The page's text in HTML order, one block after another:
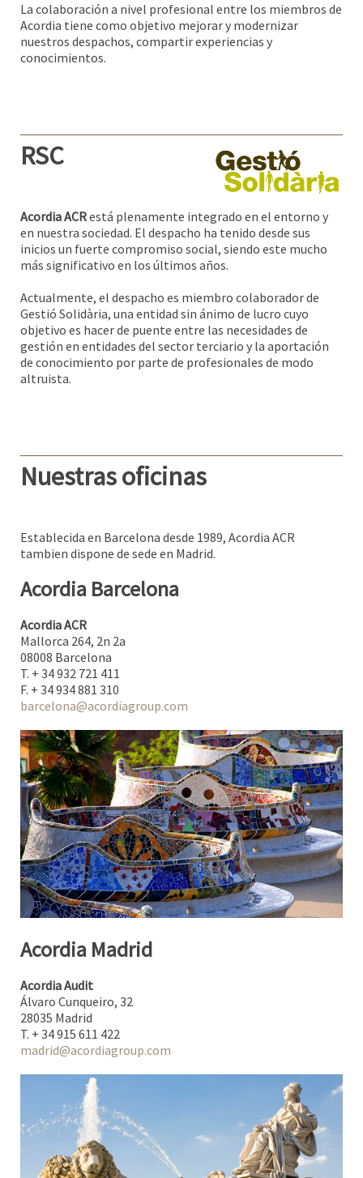
La colaboración a nivel profesional entre los miembros de
Acordia tiene como objetivo mejorar y modernizar
nuestros despachos, compartir experiencias y
conocimientos.
RSC
Acordia ACRestá plenamente integrado en el entorno y
en nuestra sociedad. El despacho ha tenido desde sus
inicios un fuerte compromiso social, siendo este mucho
más significativo en los últimos años.
Actualmente, el despacho es miembro colaborador de
Gestió Solidària, una entidad sin ánimo de lucro cuyo
objetivo es hacer de puente entre las necesidades de
gestión en entidades del sector terciario y la aportación
de conocimiento por parte de profesionales de modo
altruista.
Nuestras oficinas
Establecida en Barcelona desde 1989, Acordia ACR
tambien dispone de sede en Madrid.
Acordia Barcelona
Acordia ACR
Mallorca 264, 2n 2a
08008 Barcelona
T. + 34 932 721 411
F. + 34 934 881 310
barcelona@acordiagroup.com
Acordia Madrid
Acordia Audit
Álvaro Cunqueiro, 32
28035 Madrid
T. + 34 915 611 422
madrid@acordiagroup.com